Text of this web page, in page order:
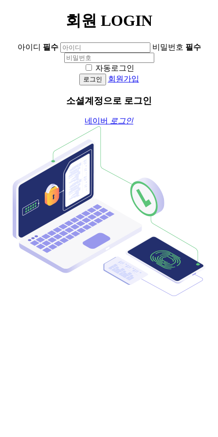
회원 LOGIN
아이디 필수 비밀번호 필수
자동로그인
로그인 회원가입
소셜계정으로 로그인
네이버 로그인